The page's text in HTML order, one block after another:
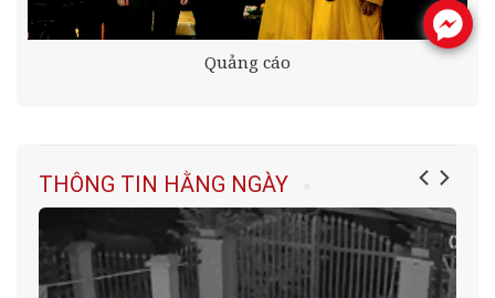
Quảng cáo
THÔNG TIN HẰNG NGÀY
.